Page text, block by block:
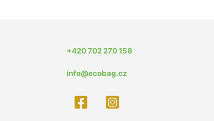
+420 702 270 158
info@ecobag.cz